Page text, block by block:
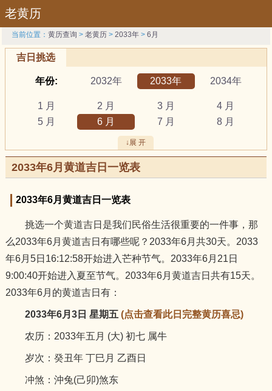
老黄历
当前位置：黄历查询 >老黄历 >2033年 >6月
吉日挑选
年份: 2032年 2033年 2034年
1 月 2 月 3 月
4 月
5 月
6 月 7 月
8 月
吉日: 安葬
祭祀
结婚 开工
开市
订婚
破土
羊
猴 鸡
狗
猪
↓展 开
2033年6月黄道吉日一览表
2033年6月黄道吉日一览表
挑选一个黄道吉日是我们民俗生活很重要的一件事，那
么2033年6月黄道吉日有哪些呢？2033年6月共30天。2033
年6月5日16:12:58开始进入芒种节气。2033年6月21日
9:00:40开始进入夏至节气。2033年6月黄道吉日共有15天。
2033年6月的黄道吉日有：
2033年6月3日 星期五 (点击查看此日完整黄历喜忌)
农历：2033年五月 (大) 初七 属牛
岁次：癸丑年 丁巳月 乙酉日
冲煞：沖兔(己卯)煞东